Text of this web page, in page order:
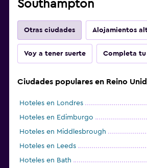
Southampton
Otras ciudades Alojamientos
Voy a tener suerte Completa
Ciudades populares en Reino
Hoteles en Londres
Hoteles en Edimburgo
Hoteles en Middlesbrough
Hoteles en Leeds
Hoteles en Bath